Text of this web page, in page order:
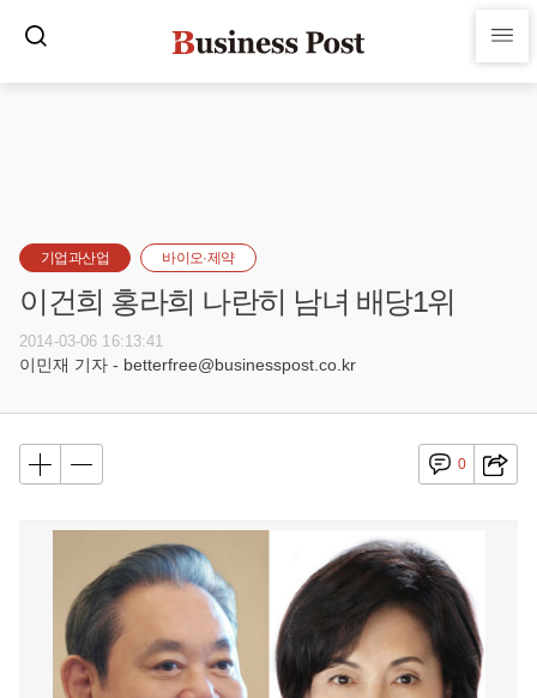
기업과산업 바이오·제약
이건희 홍라희 나란히 남녀 배당1위
2014-03-06 16:13:41
이민재 기자 - betterfree@businesspost.co.kr
0